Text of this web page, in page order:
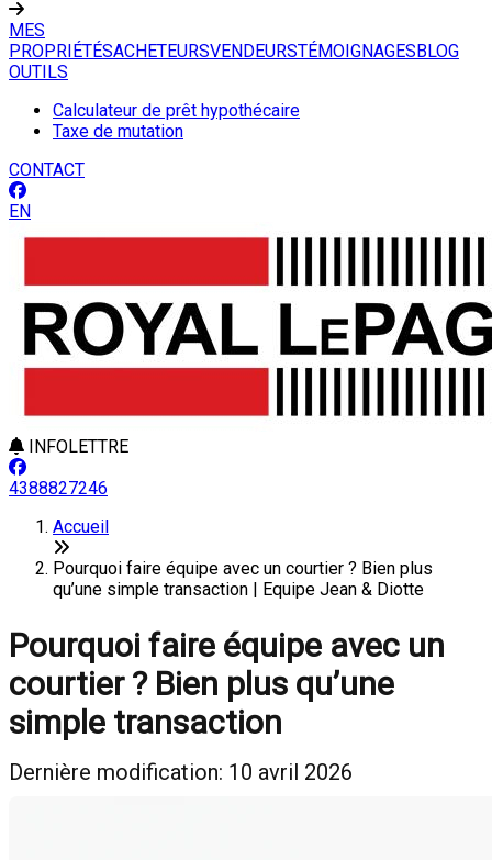
MES
PROPRIÉTÉSACHETEURSVENDEURSTÉMOIGNAGESBLOG
OUTILS
Calculateur de prêt hypothécaire
Taxe de mutation
CONTACT
EN
INFOLETTRE
4388827246
Accueil
Pourquoi faire équipe avec un courtier ? Bien plus
qu’une simple transaction | Equipe Jean & Diotte
Pourquoi faire équipe avec un
courtier ? Bien plus qu’une
simple transaction
Dernière modification: 10 avril 2026